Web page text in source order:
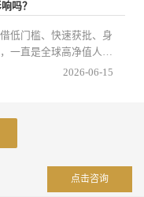
身份规划与资产配置双
汇率波动、房产持有成
中需做好房产筛选、流
关键环节。
吗？
低门槛、快速获批、身
一直是全球高净值人群
选择。如今不少申请人
已满3年，房产转售的
的核心问题。本文结合
政策，详细解答这一疑
程、关键注意事项、费
误区，帮助申请人顺利
2026-06-15
点击咨询